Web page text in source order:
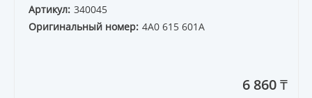
Артикул: 340045
Оригинальный номер: 4A0 615 601A
6 860 ₸